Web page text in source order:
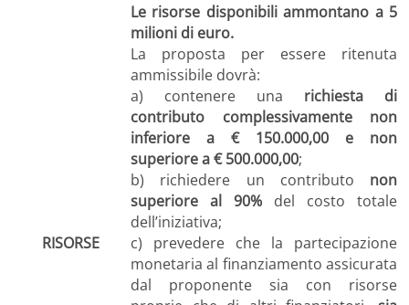
RISORSE
Le risorse disponibili ammontano a 5
milioni di euro.
La proposta per essere ritenuta
ammissibile dovrà:
a) contenere una richiesta di
contributo complessivamente non
inferiore a € 150.000,00
e non
superiore a € 500.000,00;
b) richiedere un contributo non
superiore al 90% del costo totale
dell’iniziativa;
c) prevedere che la partecipazione
monetaria al finanziamento assicurata
dal proponente sia con risorse